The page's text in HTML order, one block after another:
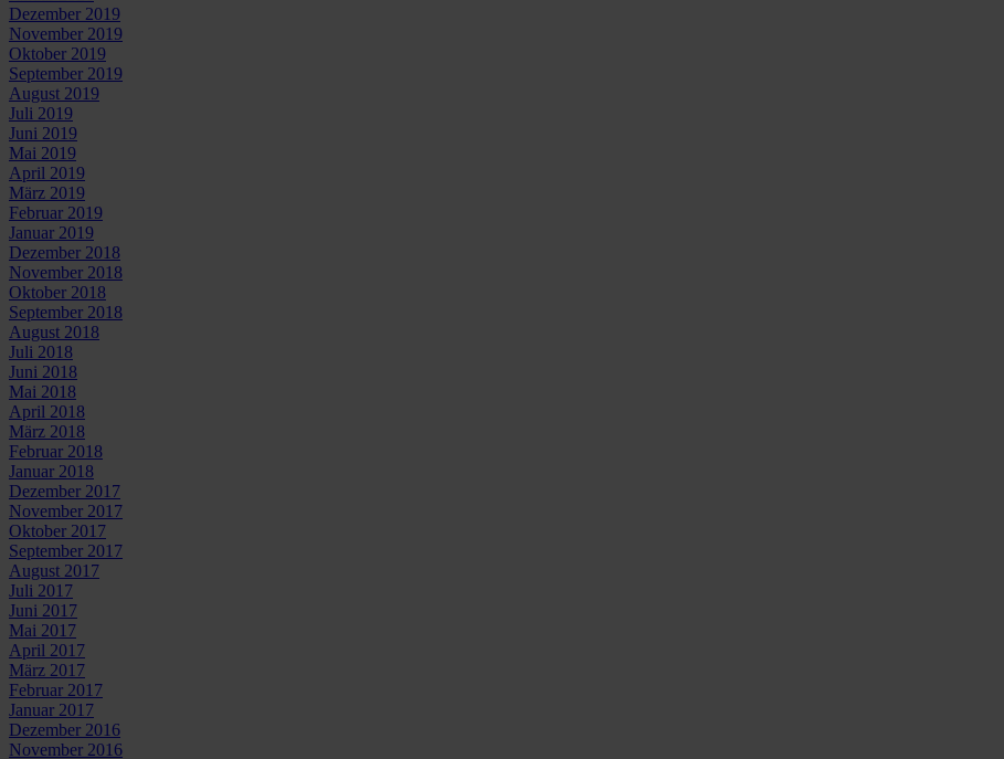
Dezember 2019
November 2019
Oktober 2019
September 2019
August 2019
Juli 2019
Juni 2019
Mai 2019
April 2019
März 2019
Februar 2019
Januar 2019
Dezember 2018
November 2018
Oktober 2018
September 2018
August 2018
Juli 2018
Juni 2018
Mai 2018
April 2018
März 2018
Februar 2018
Januar 2018
Dezember 2017
November 2017
Oktober 2017
September 2017
August 2017
Juli 2017
Juni 2017
Mai 2017
April 2017
März 2017
Februar 2017
Januar 2017
Dezember 2016
November 2016